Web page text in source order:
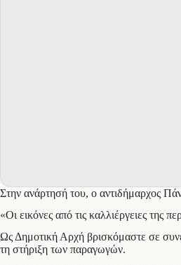
Στην ανάρτησή του, ο αντιδήμαρχος
«Οι εικόνες από τις καλλιέργειες της
Ως Δημοτική Αρχή βρισκόμαστε σε
τη στήριξη των παραγωγών.